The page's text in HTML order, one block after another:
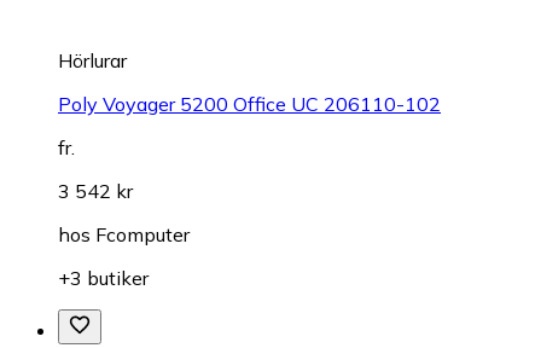
Hörlurar
Poly Voyager 5200 Office UC 206110-102
fr.
3 542 kr
hos Fcomputer
+3 butiker